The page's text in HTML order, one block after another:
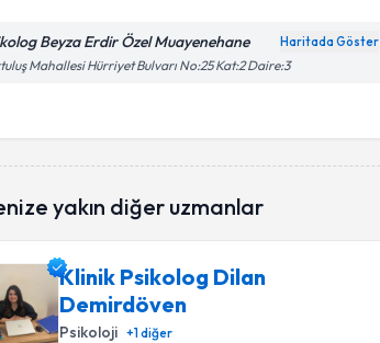
Beyza Erdir Özel Muayenehane Haritada Göster
Mahallesi Hürriyet Bulvarı No:25 Kat:2 Daire:3
yakın diğer uzmanlar
Klinik Psikolog Dilan
Demirdöven
Psikoloji +1diğer